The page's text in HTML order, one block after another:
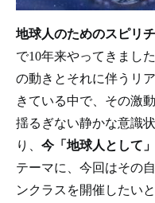
地球人のためのスピリ
で10年来やってきまし
の動きとそれに伴うリ
きている中で、その激
揺るぎない静かな意識
り、 今「地球人として
テーマに、今回はその
ンクラスを開催したい